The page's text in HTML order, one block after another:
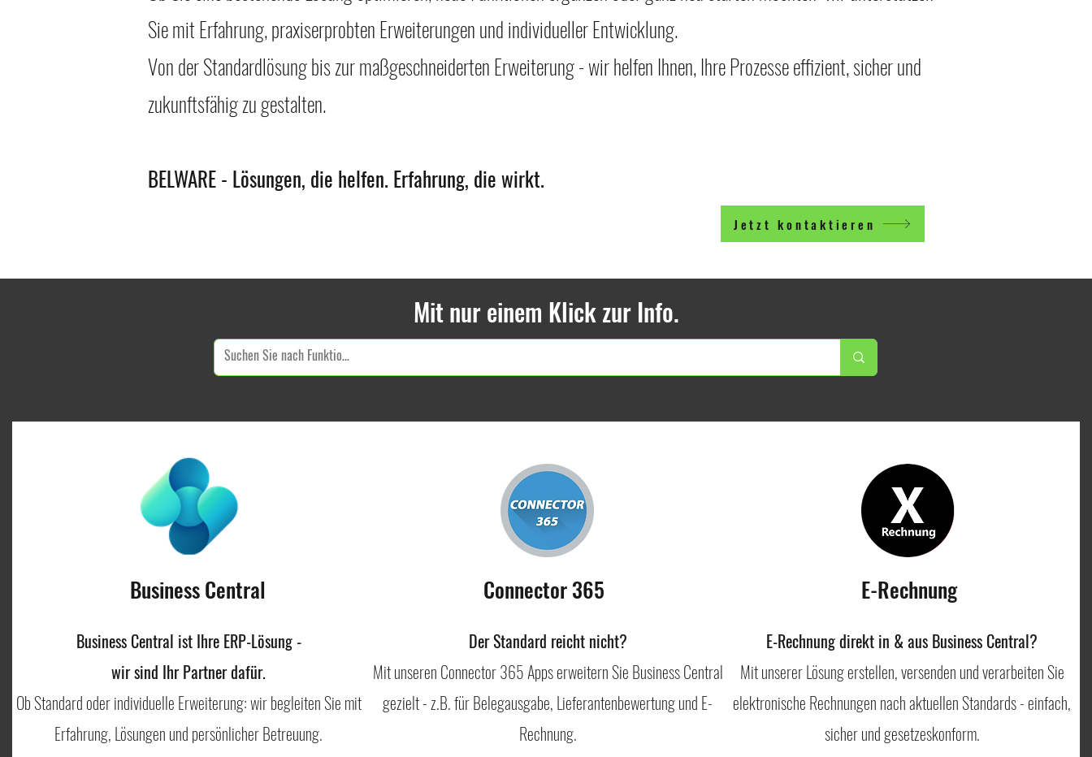
Sie mit Erfahrung, praxiserprobten Erweiterungen und individueller Entwicklung.
Von der Standardlösung bis zur maßgeschneiderten Erweiterung - wir helfen Ihnen, Ihre Prozesse effizient, sicher und
zukunftsfähig zu gestalten.
BELWARE - Lösungen, die helfen. Erfahrung, die wirkt.
Jetzt kontaktieren
Mit nur einem Klick zur Info.
Business Central
Business Central ist Ihre ERP-Lösung -
wir sind Ihr Partner dafür.
Ob Standard oder individuelle Erweiterung: wir begleiten Sie mit
Erfahrung, Lösungen und persönlicher Betreuung.
Connector 365
Der Standard reicht nicht?
Mit unseren Connector 365 Apps erweitern Sie Business Central
gezielt -z.B. für Belegausgabe, Lieferantenbewertung und E-
Rechnung.
E-Rechnung
E-Rechnung direkt in & aus Business Central?
Mit unserer Lösung erstellen, versenden und verarbeiten Sie
elektronische Rechnungen nach aktuellen Standards - einfach,
sicher und gesetzeskonform.